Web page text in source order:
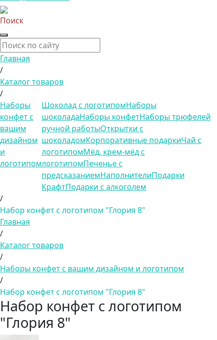
Поиск
Главная
/
Каталог товаров
/
Наборы
конфет с
вашим
дизайном
и
логотипом
Шоколад с логотипомНаборы
шоколадаНаборы конфетНаборы трюфелей
ручной работыОткрытки с
шоколадомКорпоративные подаркиЧай с
логотипомМёд, крем-мёд с
логотипомПеченье с
предсказаниемНаполнителиПодарки
КрафтПодарки с алкоголем
/
Набор конфет с логотипом "Глория 8"
Главная
/
Каталог товаров
/
Наборы конфет с вашим дизайном и логотипом
/
Набор конфет с логотипом "Глория 8"
Набор конфет с логотипом
"Глория 8"